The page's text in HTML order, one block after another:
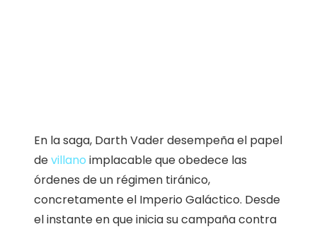
En la saga, Darth Vader desempeña el papel
devillano implacable que obedece las
órdenes de un régimen tiránico,
concretamente el Imperio Galáctico. Desde
el instante en que inicia su campaña contra